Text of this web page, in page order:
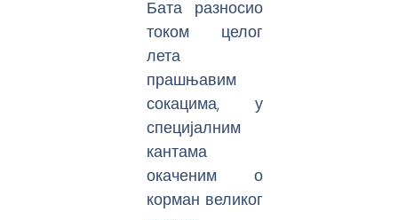
Бата разносио
током целог
лета
прашњавим
сокацима, у
специјалним
кантама
окаченим о
корман великог